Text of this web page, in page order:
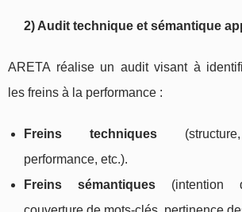
2) Audit technique et sémantique
ARETA réalise un audit visant à
les freins à la performance :
Freins techniques(structure,
performance, etc.).
Freins sémantiques (intention